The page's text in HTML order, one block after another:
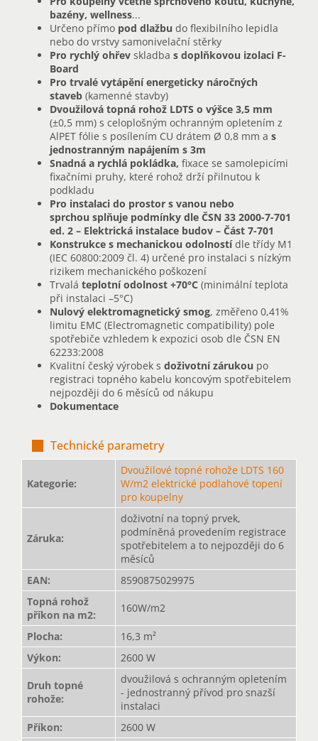
bazény, wellness...
Určeno přímo pod dlažbu do flexibilního lepidla
nebo do vrstvy samonivelační stěrky
Pro rychlý ohřev skladba s doplňkovou izolaci F-
Board
Pro trvalé vytápění energeticky náročných
staveb (kamenné stavby)
Dvoužilová topná rohož LDTS o výšce 3,5 mm
(±0,5 mm) s celoplošným ochranným opletením z
AlPET fólie s posílením CU drátem Ø 0,8 mm a s
jednostranným napájením s 3m
Snadná a rychlá pokládka, fixace se samolepicími
fixačními pruhy, které rohož drží přilnutou k
podkladu
Pro instalaci do prostor s vanou nebo
sprchou splňuje podmínky dle ČSN 33 2000-7-701
ed. 2 – Elektrická instalace budov – Část 7-701
Konstrukce s mechanickou odolnostídle třídy M1
(IEC 60800:2009 čl. 4) určené pro instalaci s nízkým
rizikem mechanického poškození
Trvalá teplotní odolnost +70°C (minimální teplota
při instalaci –5°C)
Nulový elektromagnetický smog, změřeno 0,41%
limitu EMC (Electromagnetic compatibility) pole
spotřebiče vzhledem k expozici osob dle ČSN EN
62233:2008
Kvalitní český výrobek s doživotní zárukou po
registraci topného kabelu koncovým spotřebitelem
nejpozději do 6 měsíců od nákupu
Dokumentace
Technické parametry
Kategorie:
Dvoužilové topné rohože LDTS 160
W/m2 elektrické podlahové topení
pro koupelny
Záruka:
doživotní na topný prvek,
podmíněná provedením registrace
spotřebitelem a to nejpozději do 6
měsíců
EAN:
8590875029975
Topná rohož
příkon na m2:
160W/m2
Plocha:
16,3 m²
Výkon: 2600 W
Druh topné
rohože:
dvoužilová s ochranným opletením
- jednostranný přívod pro snazší
instalaci
Příkon:
2600 W